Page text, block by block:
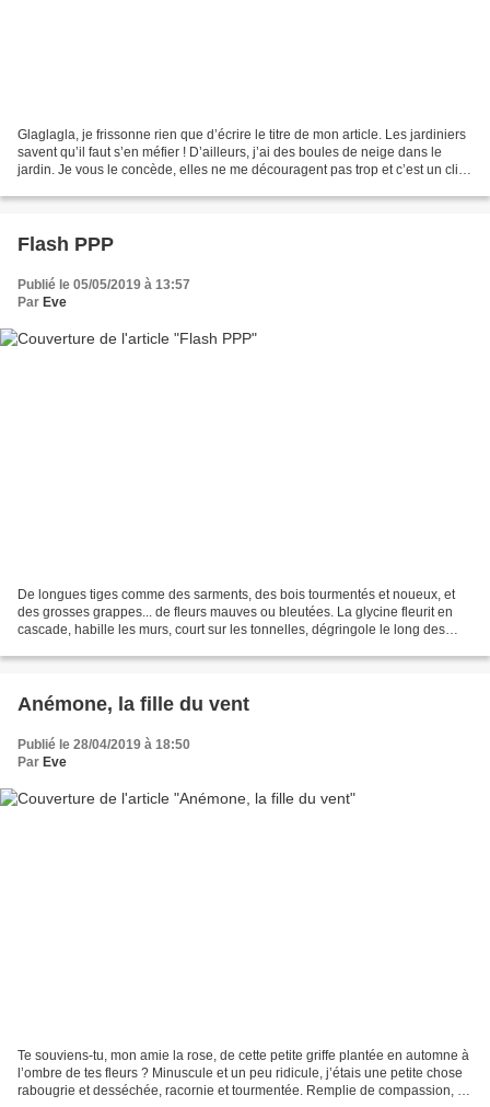
Glaglagla, je frissonne rien que d’écrire le titre de mon article. Les jardiniers
savent qu’il faut s’en méfier ! D’ailleurs, j’ai des boules de neige dans le
jardin. Je vous le concède, elles ne me découragent pas trop et c’est un clin
Flash PPP
Publié le 05/05/2019 à 13:57
Par Eve
De longues tiges comme des sarments, des bois tourmentés et noueux, et
des grosses grappes... de fleurs mauves ou bleutées. La glycine fleurit en
cascade, habille les murs, court sur les tonnelles, dégringole le long des
Anémone, la fille du vent
Publié le 28/04/2019 à 18:50
Par Eve
Te souviens-tu, mon amie la rose, de cette petite griffe plantée en automne à
l’ombre de tes fleurs ? Minuscule et un peu ridicule, j’étais une petite chose
rabougrie et desséchée, racornie et tourmentée. Remplie de compassion, tu